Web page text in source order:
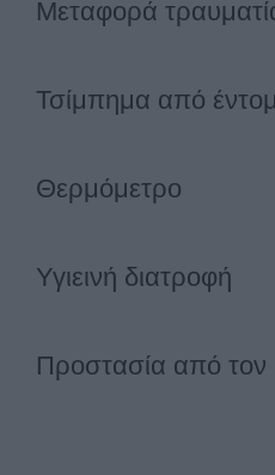
Μεταφορά
Τσίμπημα από
Θερμόμετρο
Υγιεινή διατροφή
Προστασία από τον